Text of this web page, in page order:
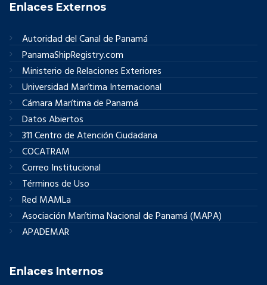
Enlaces Externos
Autoridad del Canal de Panamá
PanamaShipRegistry.com
Ministerio de Relaciones Exteriores
Universidad Marítima Internacional
Cámara Marítima de Panamá
Datos Abiertos
311 Centro de Atención Ciudadana
COCATRAM
Correo Institucional
Términos de Uso
Red MAMLa
Asociación Marítima Nacional de Panamá (MAPA)
APADEMAR
Enlaces Internos